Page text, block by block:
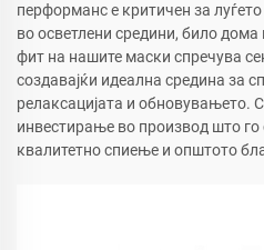
перформанс е критичен за
во осветлени средини, било
фит на нашите маски спречува
создавајќи идеална средина за
релаксацијата и обновувањето.
инвестирање во производ што
квалитетно спиење и општото